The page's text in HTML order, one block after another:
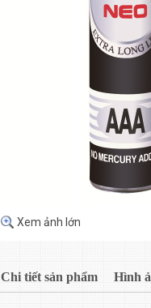
Xem ảnh lớn
Chi tiết sản phẩm Hình